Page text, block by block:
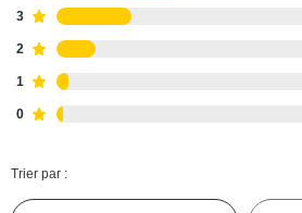
3
2
1
0
Trier par :